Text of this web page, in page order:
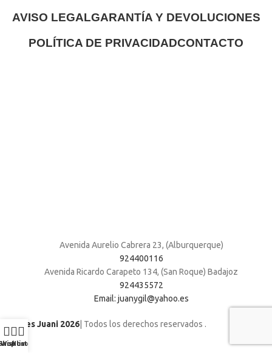
AVISO LEGALGARANTÍA Y DEVOLUCIONES
POLÍTICA DE PRIVACIDADCONTACTO
Avenida Aurelio Cabrera 23, (Alburquerque)
924400116
Avenida Ricardo Carapeto 134, (San Roque) Badajoz
924435572
Email: juanygil@yahoo.es
Muebles Juani 2026 | Todos los derechos reservados .
Wishlist
Home